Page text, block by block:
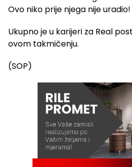
Ukupno je u karijeri za Real
ovom takmičenju.
(SOP)